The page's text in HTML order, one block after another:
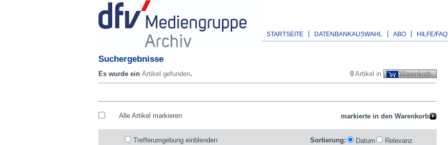
STARTSEITE DATENBANKAUSWAHL ABO HILFE/FAQ
Suchergebnisse
0 Artikel in Warenkorb
Es wurde ein Artikel gefunden.
Alle Artikel markieren
Trefferumgebung einblenden Sortierung: Datum
Relevanz